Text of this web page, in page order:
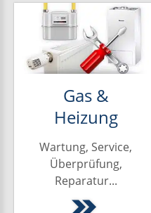
Projekte
Ratgeber
Über
Gas &
Heizung
Wartung, Service,
Überprüfung,
Reparatur...